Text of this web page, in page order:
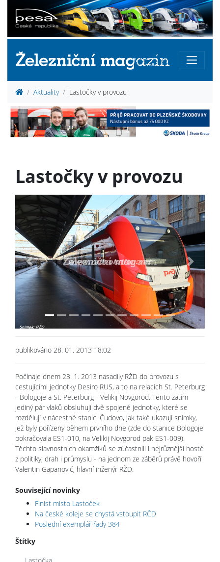
Aktuality Lastočky v provozu
Lastočky v provozu
Previous Next
publikováno 28. 01. 2013 18:02
Počínaje dnem 23. 1. 2013 nasadily RŽD do provozu s
cestujícími jednotky Desiro RUS, a to na relacích St. Peterburg
- Bologoje a St. Peterburg - Velikij Novgorod. Tento zatím
jediný pár vlaků obsluhují dvě spojené jednotky, které se
rozdělují v nácestné stanici Čudovo, jak také ukazují snímky,
jež byly pořízeny během prvního dne (zde do stanice Bologoje
pokračovala ES1-010, na Velikij Novgorod pak ES1-009).
Těchto slavnostních okamžiků se zúčastnili i nejrůznější hosté
z politiky, drah i průmyslu - na jednom ze záběrů právě hovoří
Valentin Gapanovič, hlavní inženýr RŽD.
Související novinky
Finist místo Lastoček
Na české koleje se chystá vstoupit RČD
Poslední exemplář řady 384
Štítky